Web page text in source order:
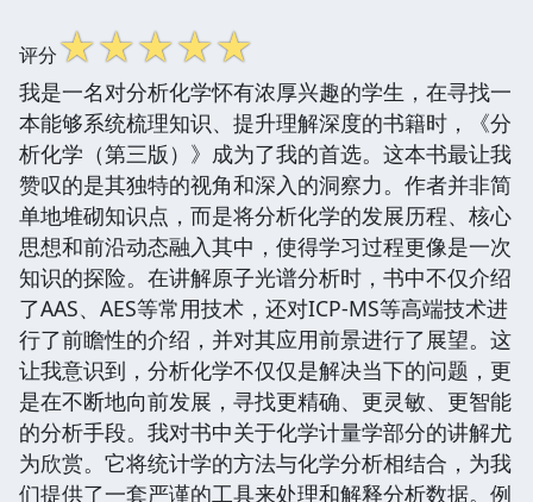
评分☆☆☆☆☆
我是一名对分析化学怀有浓厚兴趣的学生，在寻找一
本能够系统梳理知识、提升理解深度的书籍时，《分
析化学（第三版）》成为了我的首选。这本书最让我
赞叹的是其独特的视角和深入的洞察力。作者并非简
单地堆砌知识点，而是将分析化学的发展历程、核心
思想和前沿动态融入其中，使得学习过程更像是一次
知识的探险。在讲解原子光谱分析时，书中不仅介绍
了AAS、AES等常用技术，还对ICP-MS等高端技术进
行了前瞻性的介绍，并对其应用前景进行了展望。这
让我意识到，分析化学不仅仅是解决当下的问题，更
是在不断地向前发展，寻找更精确、更灵敏、更智能
的分析手段。我对书中关于化学计量学部分的讲解尤
为欣赏。它将统计学的方法与化学分析相结合，为我
们提供了一套严谨的工具来处理和解释分析数据。例